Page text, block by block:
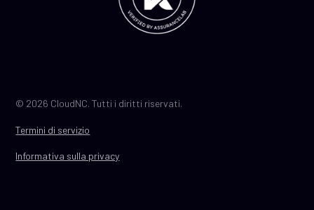
Termini di servizio
Informativa sulla privacy
© 2026 CloudNC. Tutti i diritti riservati.